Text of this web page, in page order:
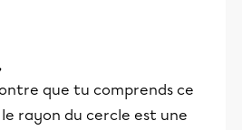
que tu comprends ce
rayon du cercle est une